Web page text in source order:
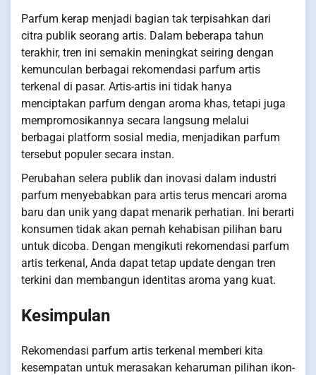
Parfum kerap menjadi bagian tak terpisahkan dari
citra publik seorang artis. Dalam beberapa tahun
terakhir, tren ini semakin meningkat seiring dengan
kemunculan berbagai rekomendasi parfum artis
terkenal di pasar. Artis-artis ini tidak hanya
menciptakan parfum dengan aroma khas, tetapi juga
mempromosikannya secara langsung melalui
berbagai platform sosial media, menjadikan parfum
tersebut populer secara instan.
Perubahan selera publik dan inovasi dalam industri
parfum menyebabkan para artis terus mencari aroma
baru dan unik yang dapat menarik perhatian. Ini berarti
konsumen tidak akan pernah kehabisan pilihan baru
untuk dicoba. Dengan mengikuti rekomendasi parfum
artis terkenal, Anda dapat tetap update dengan tren
terkini dan membangun identitas aroma yang kuat.
Kesimpulan
Rekomendasi parfum artis terkenal memberi kita
kesempatan untuk merasakan keharuman pilihan ikon-